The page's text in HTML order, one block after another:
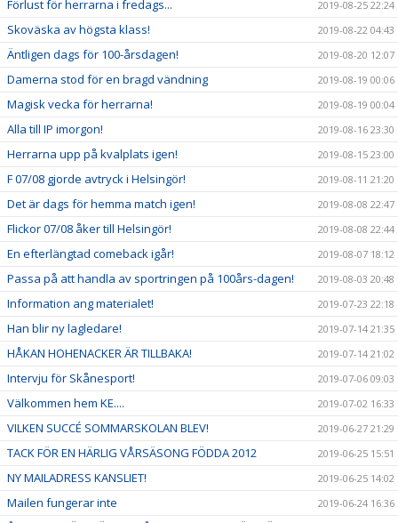
Förlust för herrarna i fredags... 2019-08-25 22:24
Skoväska av högsta klass! 2019-08-22 04:43
Äntligen dags för 100-årsdagen! 2019-08-20 12:07
Damerna stod för en bragd vändning 2019-08-19 00:06
Magisk vecka för herrarna! 2019-08-19 00:04
Alla till IP imorgon! 2019-08-16 23:30
Herrarna upp på kvalplats igen! 2019-08-15 23:00
F 07/08 gjorde avtryck i Helsingör! 2019-08-11 21:20
Det är dags för hemma match igen! 2019-08-08 22:47
Flickor 07/08 åker till Helsingör! 2019-08-08 22:44
En efterlängtad comeback igår! 2019-08-07 18:12
Passa på att handla av sportringen på 100års-dagen! 2019-08-03 20:48
Information ang materialet! 2019-07-23 22:18
Han blir ny lagledare! 2019-07-14 21:35
HÅKAN HOHENACKER ÄR TILLBAKA! 2019-07-14 21:02
Intervju för Skånesport! 2019-07-06 09:03
Välkommen hem KE.... 2019-07-02 16:33
VILKEN SUCCÉ SOMMARSKOLAN BLEV! 2019-06-27 21:29
TACK FÖR EN HÄRLIG VÅRSÄSONG FÖDDA 2012 2019-06-25 15:51
NY MAILADRESS KANSLIET! 2019-06-25 14:02
Mailen fungerar inte 2019-06-24 16:36